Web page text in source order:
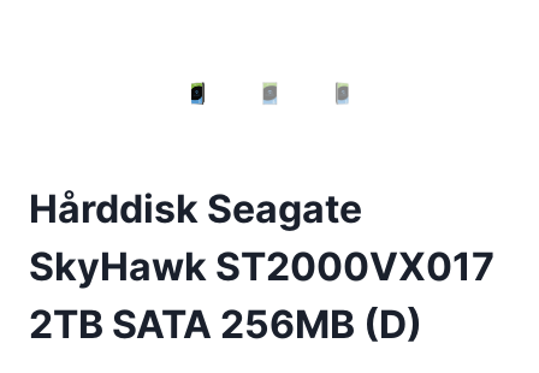
Hårddisk Seagate
SkyHawk ST2000VX017
2TB SATA 256MB (D)